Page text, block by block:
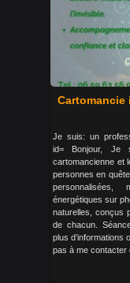
Je suis: un
id= Bonjour, Je
cartomancienne et
personnes en
énergétiques sur
naturelles, conçus
de chacun.
plus d’informations
pas à me contacter